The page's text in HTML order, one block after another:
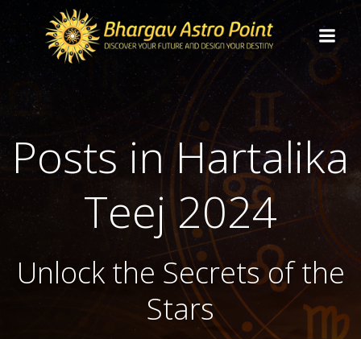
Posts in Hartalika
Teej 2024
Unlock the Secrets of the
Stars